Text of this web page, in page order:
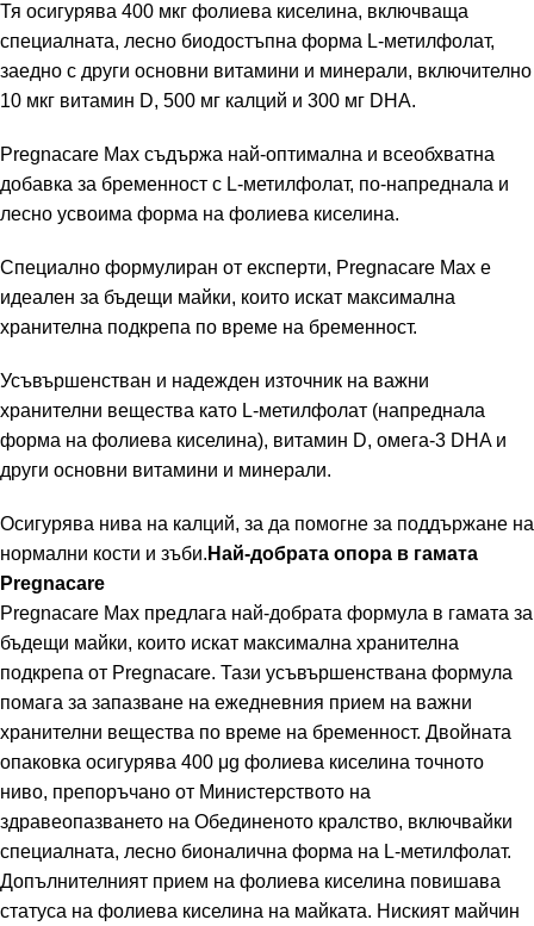
Тя осигурява 400 мкг фолиева киселина, включваща
специалната, лесно биодостъпна форма L-метилфолат,
заедно с други основни витамини и минерали, включително
10 мкг витамин D, 500 мг калций и 300 мг DHA.
Pregnacare Max съдържа най-оптимална и всеобхватна
добавка за бременност с L-метилфолат, по-напреднала и
лесно усвоима форма на фолиева киселина.
Специално формулиран от експерти, Pregnacare Max е
идеален за бъдещи майки, които искат максимална
хранителна подкрепа по време на бременност.
Усъвършенстван и надежден източник на важни
хранителни вещества като L-метилфолат (напреднала
форма на фолиева киселина), витамин D, омега-3 DHA и
други основни витамини и минерали.
Осигурява нива на калций, за да помогне за поддържане на
нормални кости и зъби. Най-добрата опора в гамата
Pregnacare
Pregnacare Max предлага най-добрата формула в гамата за
бъдещи майки, които искат максимална хранителна
подкрепа от Pregnacare. Тази усъвършенствана формула
помага за запазване на ежедневния прием на важни
хранителни вещества по време на бременност. Двойната
опаковка осигурява 400 μg фолиева киселина точното
ниво, препоръчано от Министерството на
здравеопазването на Обединеното кралство, включвайки
специалната, лесно бионалична форма на L-метилфолат.
Допълнителният прием на фолиева киселина повишава
статуса на фолиева киселина на майката. Ниският майчин